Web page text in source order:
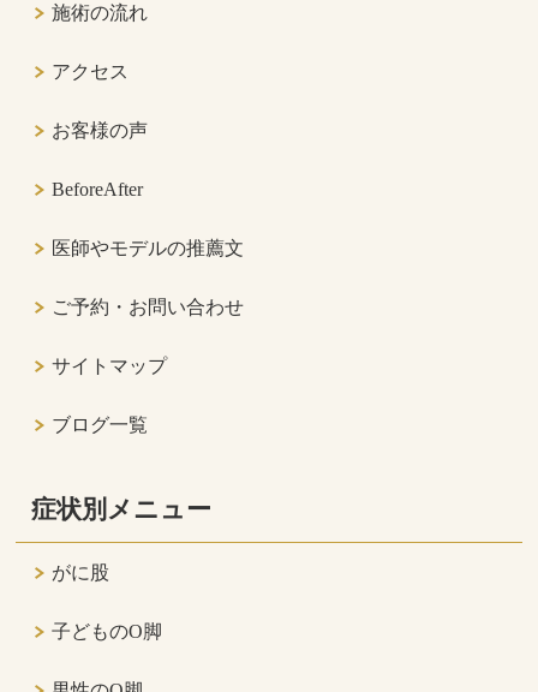
施術の流れ
アクセス
お客様の声
BeforeAfter
医師やモデルの推薦文
ご予約・お問い合わせ
サイトマップ
ブログ一覧
症状別メニュー
がに股
子どものO脚